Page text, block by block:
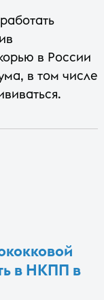
в России
в том числе
в НКПП в